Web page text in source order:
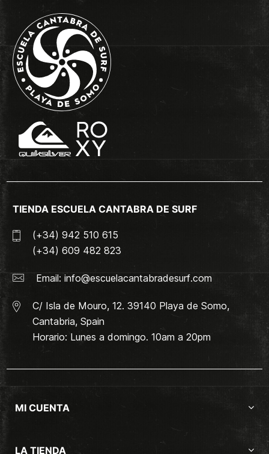
TIENDA ESCUELA CANTABRA DE SURF
(+34) 942 510 615
(+34) 609 482 823
Email: info@escuelacantabradesurf.com
C/ Isla de Mouro, 12. 39140 Playa de Somo,
Cantabria, Spain
Horario: Lunes a domingo. 10am a 20pm
MI CUENTA
LA TIENDA